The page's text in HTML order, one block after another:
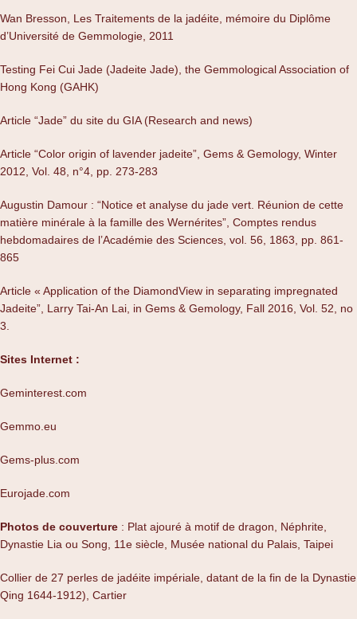
Wan Bresson, Les Traitements de la jadéite, mémoire du Diplôme
d’Université de Gemmologie, 2011
Testing Fei Cui Jade (Jadeite Jade), the Gemmological Association of
Hong Kong (GAHK)
Article “Jade” du site du GIA (Research and news)
Article “Color origin of lavender jadeite”, Gems & Gemology, Winter
2012, Vol. 48, n°4, pp. 273-283
Augustin Damour : “Notice et analyse du jade vert. Réunion de cette
matière minérale à la famille des Wernérites”, Comptes rendus
hebdomadaires de l’Académie des Sciences, vol. 56, 1863, pp. 861-
865
Article « Application of the DiamondView in separating impregnated
Jadeite”, Larry Tai-An Lai, in Gems & Gemology, Fall 2016, Vol. 52, no
3.
Sites Internet :
Geminterest.com
Gemmo.eu
Gems-plus.com
Eurojade.com
Photos de couverture : Plat ajouré à motif de dragon, Néphrite,
Dynastie Lia ou Song, 11e siècle, Musée national du Palais, Taipei
Collier de 27 perles de jadéite impériale, datant de la fin de la Dynastie
Qing 1644-1912), Cartier